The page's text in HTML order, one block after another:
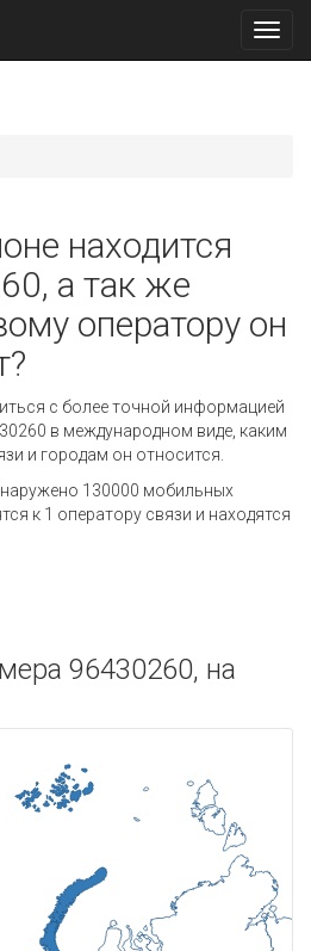
находится
а так же
оператору он
с более точной информацией
в международном виде, каким
и городам он относится.
130000 мобильных
к 1 оператору связи и находятся
96430260, на